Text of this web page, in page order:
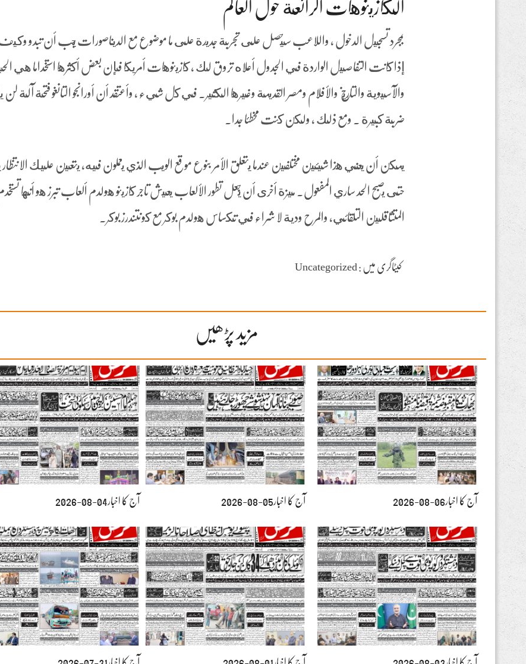
الكازينوهات الرائعة حول العالم
بمجرد تسجيل الدخول ، واللاعب سيحصل على تجربة جديدة على ما موضوع مع الديناصورات يجب أن تبدو
إذا كانت التفاصيل الواردة في الجدول أعلاه تروق لك ، كازينوهات أمريكا فإن بعض أكثرها استخداما هي
والآسيوية والتاريخ والأفلام ومصر القديمة وغيرها الكثير. في كل شيء ، وأعتقد أن أورانجو التانغو فتحة آلة
ضربة كبيرة . ومع ذلك ، ولكن كنت مخطئا جدا.
يمكن أن يعني هذا شيئين مختلفين عندما يتعلق الأمر بنوع موقع الويب الذي يعملون فيه، يتعين عليك الانتظار
حتى يصبح الحد ساري المفعول. ميزة أخرى أن يجعل تطور الألعاب يعيش تاجر كازينو هولدم ألعاب تبرز هو أنها
المتثاقلين التلقائي، والمرح ودية لا شراء في تكساس هولدم بوكر مع كونتندرز بوكر.
کیٹاگری میں : Uncategorized
مزید پڑھیں
آج کا اخبار06-08-2026 آج کا اخبار05-08-2026 آج کا اخبار04-08-2026